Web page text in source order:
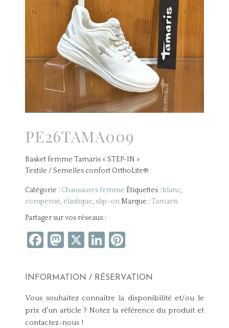
PE26TAMA009
Basket femme Tamaris « STEP-IN »
Textile / Semelles confort OrthoLite®
Catégorie : Chaussures femme Étiquettes :blanc,
compensé, élastique, slip-on Marque :Tamaris
Partager sur vos réseaux :
Facebook
Mastodon
X LinkedIn
INFORMATION / RÉSERVATION
Vous souhaitez connaître la disponibilité et/ou le
prix d'un article ? Notez la référence du produit et
contactez-nous !